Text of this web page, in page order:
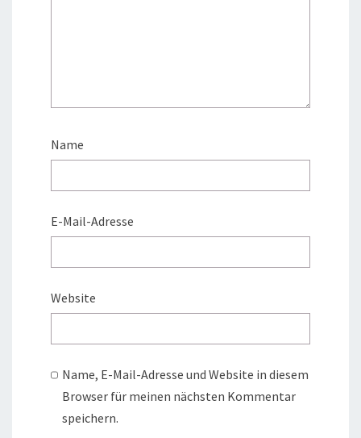
Name
E-Mail-Adresse
Website
Name, E-Mail-Adresse und Website in diesem
Browser für meinen nächsten Kommentar
speichern.